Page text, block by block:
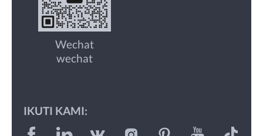
Wechat
wechat
IKUTI KAMI: